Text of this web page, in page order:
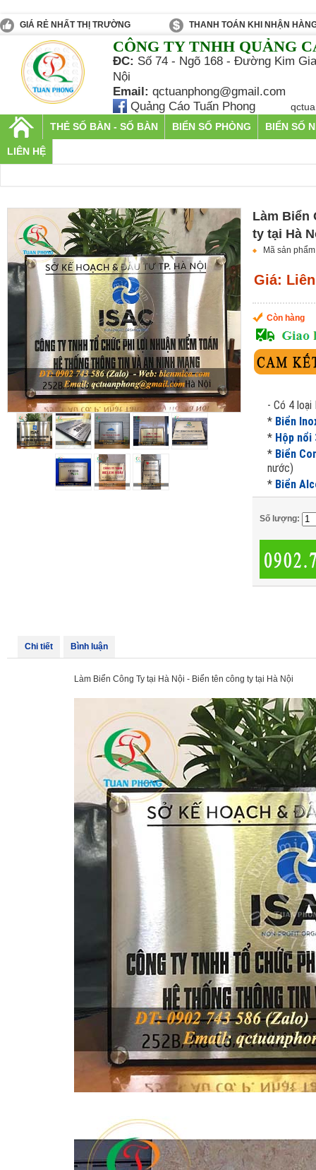
GIÁ RẺ NHẤT THỊ TRƯỜNG THANH TOÁN KHI NHẬN
CÔNG TY TNHH QUẢNG
ĐC: Số 74 - Ngõ 168 - Đường Kim
Nội
Email: qctuanphong@gmail.com
Quảng Cáo Tuấn Phong
THẺ SỐ BÀN - SỐ BÀN
BIỂN SỐ PHÒNG BIỂN SỐ
LIÊN HỆ
Làm Biển
ty tại Hà
Mã sản
Giá:
Còn hàng
- Có 4 loại
* Biển
* Hộp nổi
* Biển
nước)
* Biển
Số lượng:
Chi tiết Bình luận
Làm Biển Công Ty tại Hà Nội - Biển tên công ty tại Hà Nội